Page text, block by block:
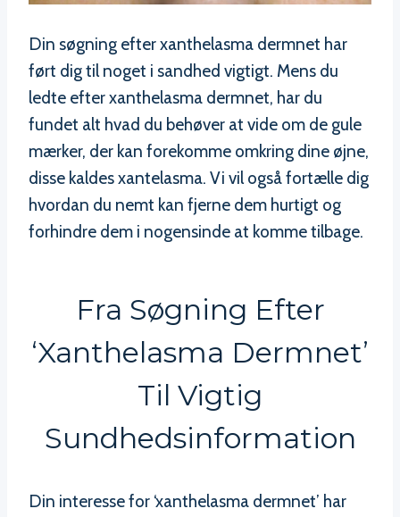
Din søgning efter xanthelasma dermnet har
ført dig til noget i sandhed vigtigt. Mens du
ledte efter xanthelasma dermnet, har du
fundet alt hvad du behøver at vide om de gule
mærker, der kan forekomme omkring dine øjne,
disse kaldes xantelasma. Vi vil også fortælle dig
hvordan du nemt kan fjerne dem hurtigt og
forhindre dem i nogensinde at komme tilbage.
Fra Søgning Efter
‘xanthelasma Dermnet’
Til Vigtig
Sundhedsinformation
Din interesse for ‘xanthelasma dermnet’ har